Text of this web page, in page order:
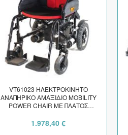
VT61023 ΗΛΕΚΤΡΟΚΙΝΗΤΟ
ΑΝΑΠΗΡΙΚΟ ΑΜΑΞΙΔΙΟ MOBILITY
POWER CHAIR ΜΕ ΠΛΑΤΟΣ
1.978,40 €